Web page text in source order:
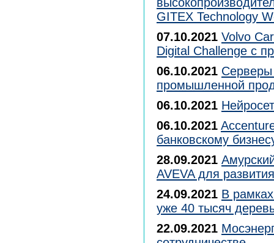
GITEX Technology
07.10.2021 Volvo
Digital Challenge с
06.10.2021 Серверы
промышленной
06.10.2021
06.10.2021
банковскому
28.09.2021
AVEVA для
24.09.2021 В
уже 40 тысяч
22.09.2021